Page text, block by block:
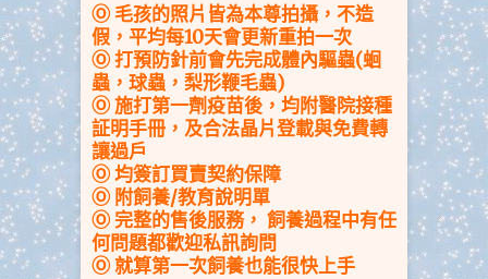
Ⓞ 毛孩的照片皆為本尊拍攝，不造
假，平均每10天會更新重拍一次
Ⓞ打預防針前會先完成體內驅蟲(蛔
蟲，球蟲，梨形鞭毛蟲)
Ⓞ 施打第一劑疫苗後，均附醫院接種
証明手冊 ，及合法晶片登載與免費轉
讓過戶
Ⓞ 均簽訂買賣契約保障
Ⓞ 附飼養/教育說明單
Ⓞ 完整的售後服務， 飼養過程中有任
何問題都歡迎私訊詢問
Ⓞ 就算第一次飼養也能很快上手